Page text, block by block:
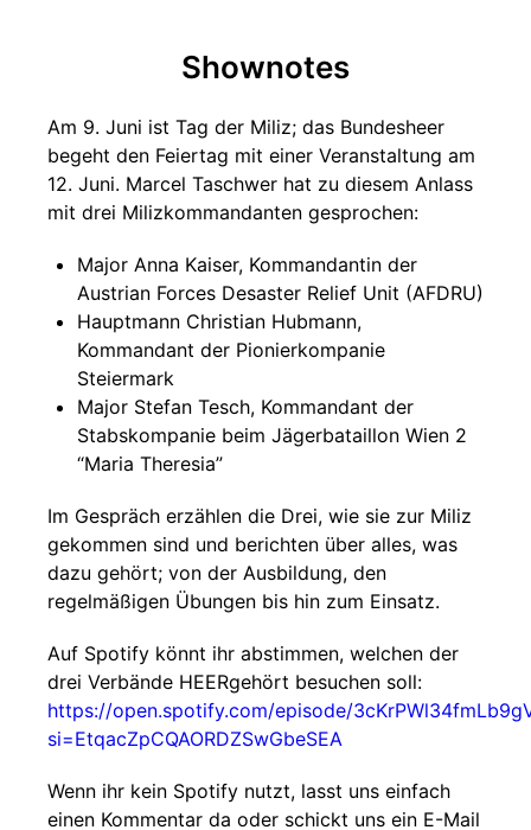
Shownotes
Am 9. Juni ist Tag der Miliz; das Bundesheer
begeht den Feiertag mit einer Veranstaltung am
12. Juni. Marcel Taschwer hat zu diesem Anlass
mit drei Milizkommandanten gesprochen:
Major Anna Kaiser, Kommandantin der
Austrian Forces Desaster Relief Unit (AFDRU)
Hauptmann Christian Hubmann,
Kommandant der Pionierkompanie
Steiermark
Major Stefan Tesch, Kommandant der
Stabskompanie beim Jägerbataillon Wien 2
“Maria Theresia”
Im Gespräch erzählen die Drei, wie sie zur Miliz
gekommen sind und berichten über alles, was
dazu gehört; von der Ausbildung, den
regelmäßigen Übungen bis hin zum Einsatz.
Auf Spotify könnt ihr abstimmen, welchen der
drei Verbände HEERgehört besuchen soll:
https://open.spotify.com/episode/
si=EtqacZpCQAORDZSwGbeSEA
Wenn ihr kein Spotify nutzt, lasst uns einfach
einen Kommentar da oder schickt uns ein E-Mail